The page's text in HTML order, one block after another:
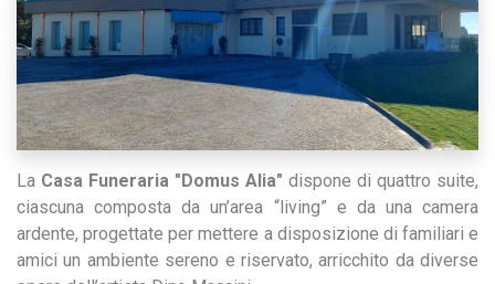
La Casa Funeraria "Domus Alia" dispone di quattro suite,
ciascuna composta da un’area “living” e da una camera
ardente, progettate per mettere a disposizione di familiari e
amici un ambiente sereno e riservato, arricchito da diverse